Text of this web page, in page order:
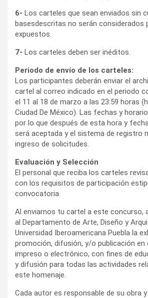
6- Los carteles que sean enviados sin
basesdescritas no serán considerados
expuestos.
7- Los carteles deben ser inéditos.
Periodo de envío de los carteles:
Los participantes deberán enviar el
cartel al correo indicado en el periodo
el 11 al 18 de marzo a las 23:59 horas
Ciudad De México). Las fechas y
por lo que después de esta hora y
será aceptada y el sistema de registro
ingreso de solicitudes.
Evaluación y Selección
El personal que reciba los carteles
con los requisitos de participación
convocatoria.
Al enviarnos tu cartel a este concurso,
al Departamento de Arte, Diseño y
Universidad Iberoamericana Puebla la
promoción, difusión, y/o publicación en
impreso o electrónico, con fines de
y difusión para todas las actividades
este homenaje.
Cada autor es responsable de su obra